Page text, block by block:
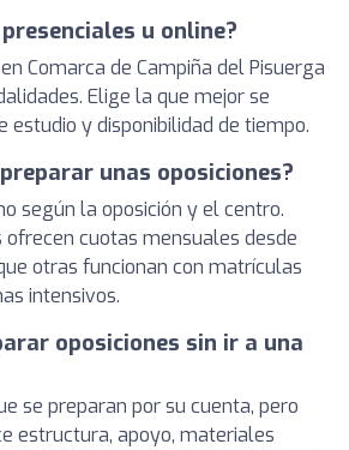
u online?
Comarca de Campiña del Pisuerga
Elige la que mejor se
estudio y disponibilidad de tiempo.
unas oposiciones?
según la oposición y el centro.
cuotas mensuales desde
otras funcionan con matrículas
intensivos.
oposiciones sin ir a una
se preparan por su cuenta, pero
estructura, apoyo, materiales